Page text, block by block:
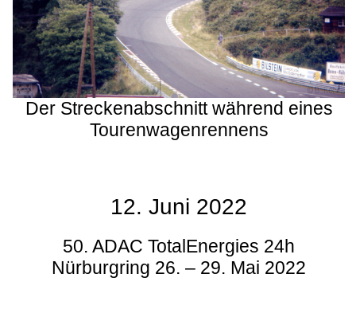
Der Streckenabschnitt während eines
Tourenwagenrennens
12. Juni 2022
50. ADAC TotalEnergies 24h
Nürburgring 26. – 29. Mai 2022